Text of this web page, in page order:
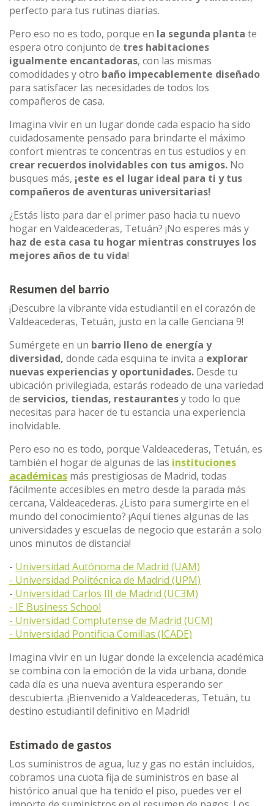
perfecto para tus rutinas diarias.
Pero eso no es todo, porque en la segunda planta te
espera otro conjunto de tres habitaciones
igualmente encantadoras, con las mismas
comodidades y otro baño impecablemente diseñado
para satisfacer las necesidades de todos los
compañeros de casa.
Imagina vivir en un lugar donde cada espacio ha sido
cuidadosamente pensado para brindarte el máximo
confort mientras te concentras en tus estudios y en
crear recuerdos inolvidables con tus amigos. No
busques más, ¡este es el lugar ideal para ti y tus
compañeros de aventuras universitarias!
¿Estás listo para dar el primer paso hacia tu nuevo
hogar en Valdeacederas, Tetuán? ¡No esperes más y
haz de esta casa tu hogar mientras construyes los
mejores años de tu vida!
Resumen del barrio
¡Descubre la vibrante vida estudiantil en el corazón de
Valdeacederas, Tetuán, justo en la calle Genciana 9!
Sumérgete en un barrio lleno de energía y
diversidad, donde cada esquina te invita a explorar
nuevas experiencias y oportunidades. Desde tu
ubicación privilegiada, estarás rodeado de una variedad
de servicios, tiendas, restaurantesy todo lo que
necesitas para hacer de tu estancia una experiencia
inolvidable.
Pero eso no es todo, porque Valdeacederas, Tetuán, es
también el hogar de algunas de las instituciones
académicas más prestigiosas de Madrid, todas
fácilmente accesibles en metro desde la parada más
cercana, Valdeacederas. ¿Listo para sumergirte en el
mundo del conocimiento? ¡Aquí tienes algunas de las
universidades y escuelas de negocio que estarán a solo
unos minutos de distancia!
- Universidad Autónoma de Madrid (UAM)
- Universidad Politécnica de Madrid (UPM)
- Universidad Carlos III de Madrid (UC3M)
- IE Business School
- Universidad Complutense de Madrid (UCM)
- Universidad Pontificia Comillas (ICADE)
Imagina vivir en un lugar donde la excelencia académica
se combina con la emoción de la vida urbana, donde
cada día es una nueva aventura esperando ser
descubierta. ¡Bienvenido a Valdeacederas, Tetuán, tu
destino estudiantil definitivo en Madrid!
Estimado de gastos
Los suministros de agua, luz y gas no están incluidos,
cobramos una cuota fija de suministros en base al
histórico anual que ha tenido el piso, puedes ver el